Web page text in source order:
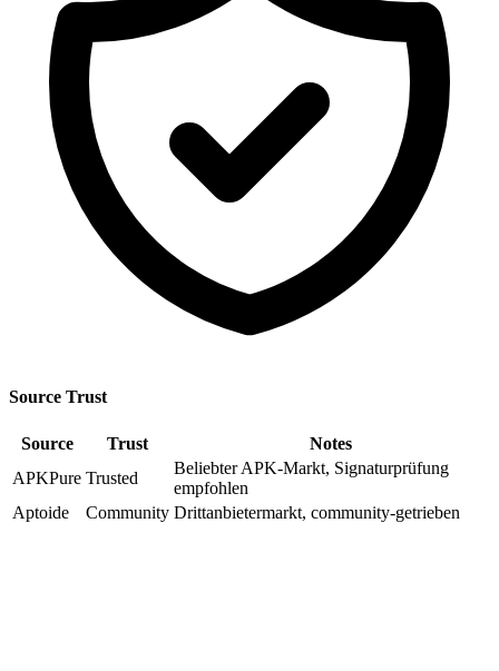
Source Trust
Source Trust
Notes
APKPure Trusted
Beliebter APK-Markt, Signaturprüfung
empfohlen
Aptoide
Community Drittanbietermarkt, community-getrieben